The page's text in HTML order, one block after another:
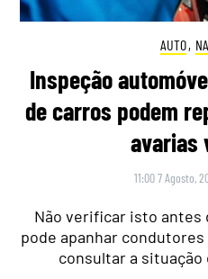
AUTO,
Inspeção
de carros podem
avarias
11:00 7 Agosto,
Não verificar isto antes
pode apanhar
consultar a